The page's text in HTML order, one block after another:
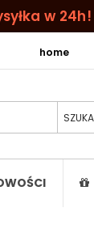
w 24h!
home